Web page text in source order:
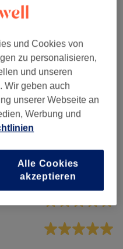
und Cookies von
zu personalisieren,
und unseren
Wir geben auch
unserer Webseite an
Werbung und
Alle Cookies
akzeptieren